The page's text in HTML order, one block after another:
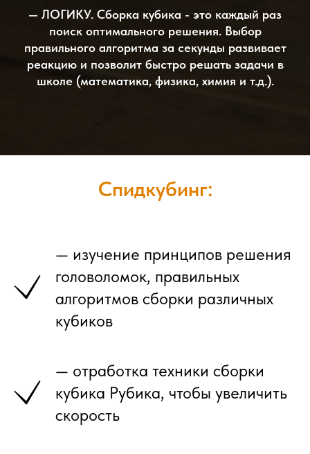
— ЛОГИКУ. Сборка кубика - это каждый раз
поиск оптимального решения. Выбор
правильного алгоритма за секунды развивает
реакцию и позволит быстро решать задачи в
школе (математика, физика, химия и т.д.).
Спидкубинг:
— изучение принципов решения
головоломок, правильных
алгоритмов сборки различных
кубиков
— отработка техники сборки
кубика Рубика, чтобы увеличить
скорость